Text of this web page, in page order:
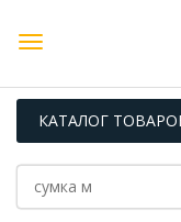
КАТАЛОГ